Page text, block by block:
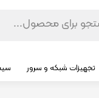
تجهیزات شبکه و سرور